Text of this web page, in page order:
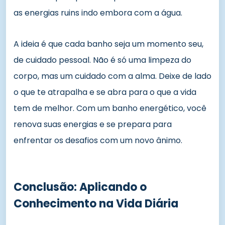
as energias ruins indo embora com a água.
A ideia é que cada banho seja um momento seu,
de cuidado pessoal. Não é só uma limpeza do
corpo, mas um cuidado com a alma. Deixe de lado
o que te atrapalha e se abra para o que a vida
tem de melhor. Com um banho energético, você
renova suas energias e se prepara para
enfrentar os desafios com um novo ânimo.
Conclusão: Aplicando o
Conhecimento na Vida Diária